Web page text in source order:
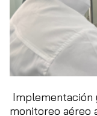
Implementación
monitoreo aéreo